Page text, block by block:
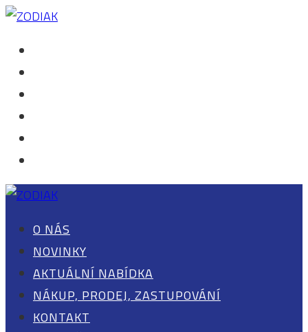
O NÁS
NOVINKY
AKTUÁLNÍ NABÍDKA
NÁKUP, PRODEJ, ZASTUPOVÁNÍ
KONTAKT